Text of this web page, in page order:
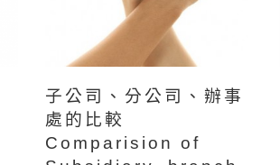
子公司、分公司、辦事
處的比較
Comparision of